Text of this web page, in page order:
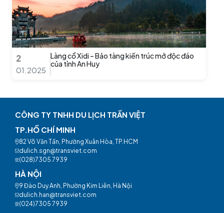
2
01.2025
Làng cổ Xidi – Bảo tàng kiến trúc mở độc đáo
của tỉnh An Huy
CÔNG TY TNHH DU LỊCH TRẦN VIỆT
TP.HỒ CHÍ MINH
82 Võ Văn Tần, Phường Xuân Hòa, TP.HCM
dulich.sgn@transviet.com
(028)7305 7939
HÀ NỘI
9 Đào Duy Anh, Phường Kim Liên, Hà Nội
dulich.han@transviet.com
(024)7305 7939